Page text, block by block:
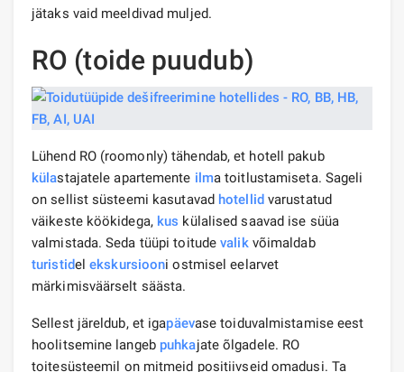
jätaks vaid meeldivad muljed.
RO (toide puudub)
Lühend RO (roomonly) tähendab, et hotell pakub
külastajatele apartemente ilma toitlustamiseta. Sageli
on sellist süsteemi kasutavad hotellid varustatud
väikeste köökidega, kus külalised saavad ise süüa
valmistada. Seda tüüpi toitudevalikvõimaldab
turistidelekskursiooni ostmisel eelarvet
märkimisväärselt säästa.
Sellest järeldub, et igapäevase toiduvalmistamise eest
hoolitsemine langeb puhkajate õlgadele. RO
toitesüsteemil on mitmeid positiivseid omadusi. Ta